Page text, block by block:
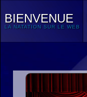
BIENVENUE
LA NATATION SUR LE WEB